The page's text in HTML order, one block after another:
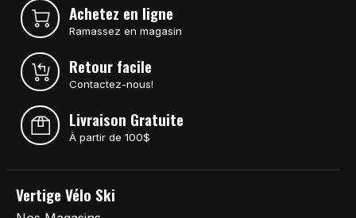
Achetez en ligne
Ramassez en magasin
Retour facile
Contactez-nous!
Livraison Gratuite
À partir de 100$
Vertige Vélo Ski